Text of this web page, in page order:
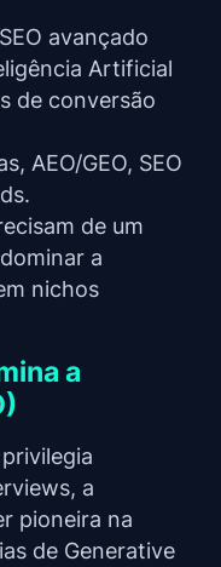
avançado
Artificial
de conversão
AEO/GEO, SEO
de um
a
nichos
a
a
pioneira na
de Generative